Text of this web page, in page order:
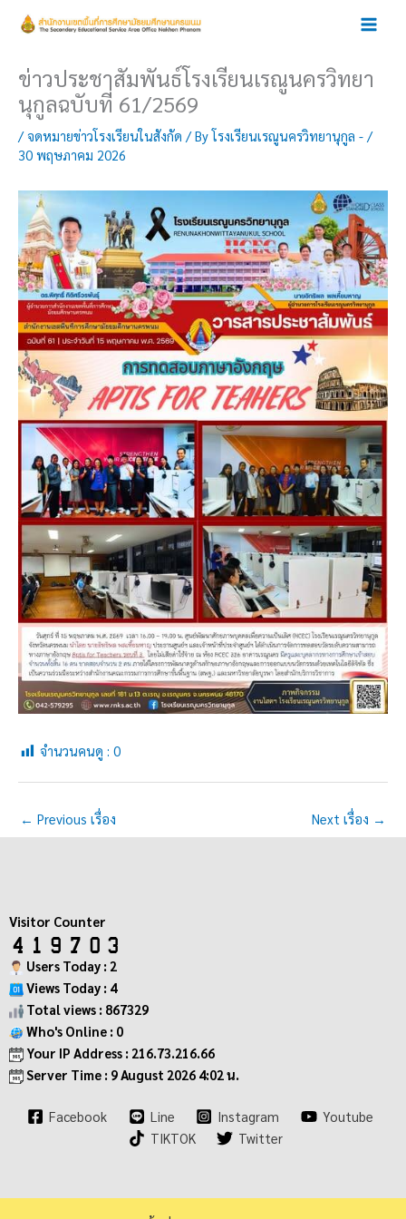
ข่าวประชาสัมพันธ์โรงเรียนเรณูนครวิทยา
นุกูลฉบับที่ 61/2569
/จดหมายข่าวโรงเรียนในสังกัด / Byโรงเรียนเรณูนครวิทยานุกูล - /
30 พฤษภาคม 2026
จำนวนคนดู : 0
← Previous เรื่อง Next เรื่อง →
Visitor Counter
Users Today : 2
Views Today : 4
Total views : 867329
Who's Online : 0
Your IP Address : 216.73.216.66
Server Time : 9 August 2026 4:02 น.
Facebook Line Instagram
Youtube
TIKTOK
Twitter